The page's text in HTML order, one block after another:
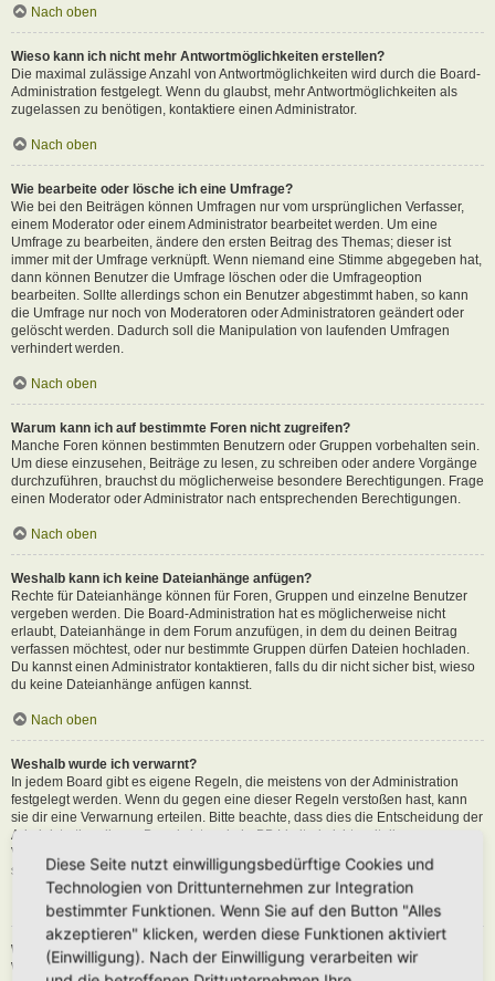
Nach oben
Wieso kann ich nicht mehr Antwortmöglichkeiten erstellen?
Die maximal zulässige Anzahl von Antwortmöglichkeiten wird durch die Board-
Administration festgelegt. Wenn du glaubst, mehr Antwortmöglichkeiten als
zugelassen zu benötigen, kontaktiere einen Administrator.
Nach oben
Wie bearbeite oder lösche ich eine Umfrage?
Wie bei den Beiträgen können Umfragen nur vom ursprünglichen Verfasser,
einem Moderator oder einem Administrator bearbeitet werden. Um eine
Umfrage zu bearbeiten, ändere den ersten Beitrag des Themas; dieser ist
immer mit der Umfrage verknüpft. Wenn niemand eine Stimme abgegeben hat,
dann können Benutzer die Umfrage löschen oder die Umfrageoption
bearbeiten. Sollte allerdings schon ein Benutzer abgestimmt haben, so kann
die Umfrage nur noch von Moderatoren oder Administratoren geändert oder
gelöscht werden. Dadurch soll die Manipulation von laufenden Umfragen
verhindert werden.
Nach oben
Warum kann ich auf bestimmte Foren nicht zugreifen?
Manche Foren können bestimmten Benutzern oder Gruppen vorbehalten sein.
Um diese einzusehen, Beiträge zu lesen, zu schreiben oder andere Vorgänge
durchzuführen, brauchst du möglicherweise besondere Berechtigungen. Frage
einen Moderator oder Administrator nach entsprechenden Berechtigungen.
Nach oben
Weshalb kann ich keine Dateianhänge anfügen?
Rechte für Dateianhänge können für Foren, Gruppen und einzelne Benutzer
vergeben werden. Die Board-Administration hat es möglicherweise nicht
erlaubt, Dateianhänge in dem Forum anzufügen, in dem du deinen Beitrag
verfassen möchtest, oder nur bestimmte Gruppen dürfen Dateien hochladen.
Du kannst einen Administrator kontaktieren, falls du dir nicht sicher bist, wieso
du keine Dateianhänge anfügen kannst.
Nach oben
Weshalb wurde ich verwarnt?
In jedem Board gibt es eigene Regeln, die meistens von der Administration
festgelegt werden. Wenn du gegen eine dieser Regeln verstoßen hast, kann
sie dir eine Verwarnung erteilen. Bitte beachte, dass dies die Entscheidung der
Administration dieses Boards ist und phpBB Limited nichts mit dieser
Verwarnung zu tun hat. Kontaktiere einen Administrator, sofern du die nicht
sicher bist, wieso du verwarnt wurdest.
Nach oben
Wie kann ich Beiträge den Moderatoren melden?
Wenn ein Administrator die entsprechenden Berechtigungen vergeben hat,
Diese Seite nutzt einwilligungsbedürftige Cookies und
Technologien von Drittunternehmen zur Integration
bestimmter Funktionen. Wenn Sie auf den Button "Alles
akzeptieren" klicken, werden diese Funktionen aktiviert
(Einwilligung). Nach der Einwilligung verarbeiten wir